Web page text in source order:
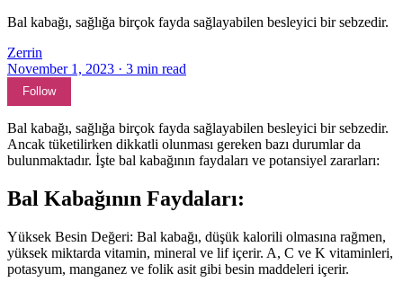
Bal kabağı, sağlığa birçok fayda sağlayabilen besleyici bir sebzedir.
Zerrin
November 1, 2023 · 3 min read
Follow
Bal kabağı, sağlığa birçok fayda sağlayabilen besleyici bir sebzedir.
Ancak tüketilirken dikkatli olunması gereken bazı durumlar da
bulunmaktadır. İşte bal kabağının faydaları ve potansiyel zararları:
Bal Kabağının Faydaları:
Yüksek Besin Değeri: Bal kabağı, düşük kalorili olmasına rağmen,
yüksek miktarda vitamin, mineral ve lif içerir. A, C ve K vitaminleri,
potasyum, manganez ve folik asit gibi besin maddeleri içerir.